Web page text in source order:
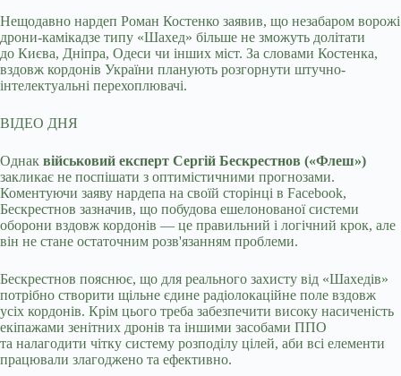
Нещодавно нардеп Роман Костенко заявив, що незабаром ворожі
дрони-камікадзе типу «Шахед» більше не зможуть долітати
до Києва, Дніпра, Одеси чи інших міст. За словами Костенка,
вздовж кордонів України планують розгорнути штучно-
інтелектуальні перехоплювачі.
ВІДЕО ДНЯ
Однак військовий експерт Сергій Бескрестнов («Флеш»)
закликає не поспішати з оптимістичними прогнозами.
Коментуючи заяву нардепа на своїй сторінці в Facebook,
Бескрестнов зазначив, що побудова ешелонованої системи
оборони вздовж кордонів — це правильний і логічний крок, але
він не стане остаточним розв'язанням проблеми.
Бескрестнов пояснює, що для реального захисту від «Шахедів»
потрібно створити щільне єдине радіолокаційне поле вздовж
усіх кордонів. Крім цього треба забезпечити високу насиченість
екіпажами зенітних дронів та іншими засобами ППО
та налагодити чітку систему розподілу цілей, аби всі елементи
працювали злагоджено та ефективно.